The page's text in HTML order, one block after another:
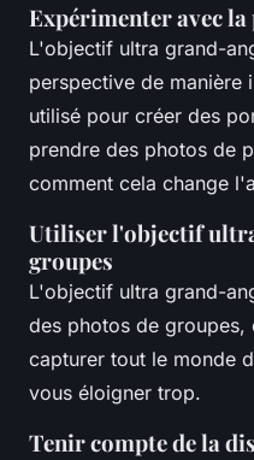
Expérimenter avec
L'objectif ultra grand-
perspective de manière
utilisé pour créer des
prendre des photos de
comment cela change
Utiliser l'objectif
groupes
L'objectif ultra grand-
des photos de
capturer tout le monde
vous éloigner trop.
Tenir compte de la